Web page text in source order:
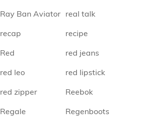
Ray Ban Aviator real talk
recap
recipe
Red
red jeans
red leo
red lipstick
red zipper
Reebok
Regale
Regenboots